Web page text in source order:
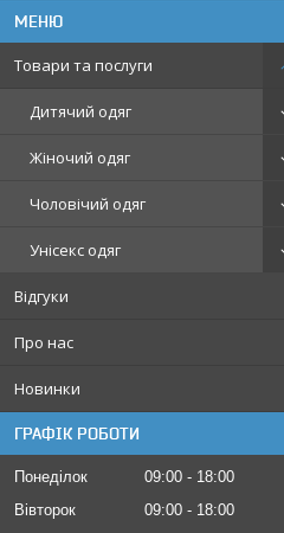
Товари та послуги
Дитячий одяг
Жіночий одяг
Чоловічий одяг
Унісекс одяг
Відгуки
Про нас
Новинки
ГРАФІК РОБОТИ
Понеділок 09:00
18:00
Вівторок
09:00
18:00